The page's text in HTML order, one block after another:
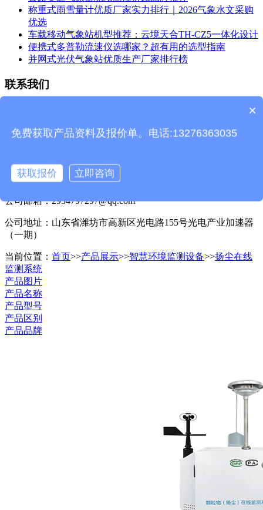
称重式雨雪量计优质厂家实力排行｜2026气象水文采购
优选
车载移动气象站机型推荐：云境天合TH-CZ5一体化设计
便携式多普勒流速仪选哪家？超有用的选型指南
并网式光伏气象站优质生产厂家排行榜
联系我们
联系人：王经理
客服QQ：2934797297
公司邮箱：2934797297@qq.com
公司地址：山东省潍坊市高新区光电路155号光电产业加速器
（一期）
当前位置： 首页>>产品展示>>智慧环境监测设备>>扬尘在线
监测系统
产品图片
产品名称
产品型号
产品区别
产品品牌
产品包含安装吗？
×
免费获取产品资料及报价单。电话:13276363035
获取报价 立即咨询